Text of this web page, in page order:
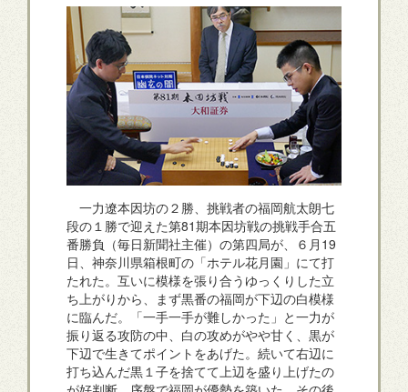
一力遼本因坊の２勝、挑戦者の福岡航太朗七
段の１勝で迎えた第81期本因坊戦の挑戦手合五
番勝負（毎日新聞社主催）の第四局が、６月19
日、神奈川県箱根町の「ホテル花月園」にて打
たれた。互いに模様を張り合うゆっくりした立
ち上がりから、まず黒番の福岡が下辺の白模様
に臨んだ。「一手一手が難しかった」と一力が
振り返る攻防の中、白の攻めがやや甘く、黒が
下辺で生きてポイントをあげた。続いて右辺に
打ち込んだ黒１子を捨てて上辺を盛り上げたの